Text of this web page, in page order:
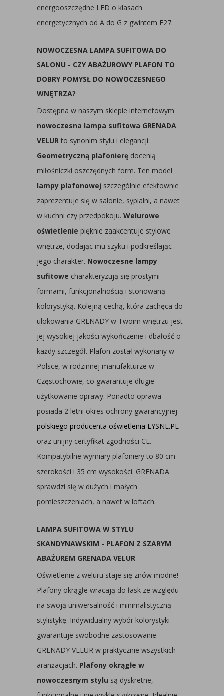
energooszczędne LED o klasach
energetycznych od A do G z gwintem E27.
NOWOCZESNA LAMPA SUFITOWA DO
SALONU - CZY ABAŻUROWY PLAFON TO
DOBRY POMYSŁ DO NOWOCZESNEGO
WNĘTRZA?
Dostępna w naszym sklepie internetowym
nowoczesna lampa sufitowa GRENADA
VELUR to synonim stylu i elegancji.
Geometryczną plafonierę docenią
miłośniczki oszczędnych form. Ten model
lampy plafonowej szczególnie efektownie
zaprezentuje się w salonie, sypialni, a nawet
w kuchni czy przedpokoju. Welurowe
oświetlenie pięknie zaakcentuje stylowe
wnętrze, dodając mu szyku i podkreślając
jego charakter. Nowoczesne lampy
sufitowe charakteryzują się prostymi
formami, funkcjonalnością i stonowaną
kolorystyką. Kolejną cechą, która zachęca do
ulokowania GRENADY w Twoim wnętrzu jest
jej wysokiej jakości wykończenie i dbałość o
każdy szczegół. Plafon został wykonany w
Polsce, w rodzinnej manufakturze w
Częstochowie, co gwarantuje długie
użytkowanie oprawy. Ponadto oprawa
posiada 2 letni okres ochrony gwarancyjnej
polskiego producenta oświetlenia LYSNE.PL
oraz unijny certyfikat zgodności CE.
Kompatybilne wymiary plafoniery to 80 cm
szerokości i 35 cm wysokości. GRENADA
sprawdzi się w dużych i małych
pomieszczeniach, a nawet w loftach.
LAMPA SUFITOWA W STYLU
SKANDYNAWSKIM - PLAFON Z SZARYM
ABAŻUREM GRENADA VELUR
Oświetlenie z weluru staje się znów modne!
Plafony okrągłe wracają do łask ze względu
na swoją uniwersalność i minimalistyczną
stylistykę. Indywidualny wybór kolorystyki
gwarantuje swobodne zastosowanie
GRENADY VELUR w praktycznie wszystkich
aranżacjach. Plafony okrągłe w
nowoczesnym stylu są dyskretne,